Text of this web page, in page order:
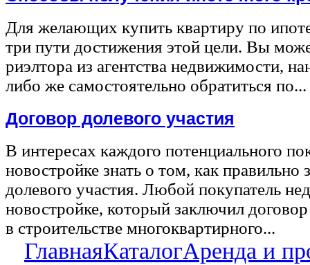
Для желающих купить квартиру по
три пути достижения этой цели. Вы
риэлтора из агентства недвижимости,
либо же самостоятельно обратиться по...
Договор долевого участия
В интересах каждого потенциального
новостройке знать о том, как правильно
долевого участия. Любой покупатель
новостройке, который заключил
в строительстве многоквартирного...
ГлавнаяКаталогАренда и